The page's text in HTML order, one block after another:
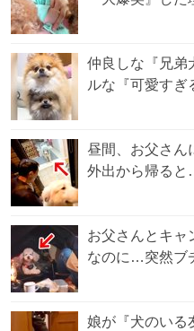
仲良しな『兄弟
ルな『可愛す
昼間、お父さ
外出から帰る
お父さんとキ
なのに…突然ブ
娘が『犬のいる